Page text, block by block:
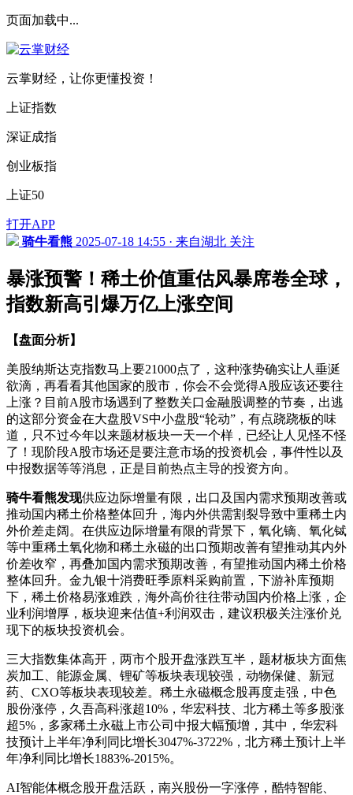
页面加载中...
云掌财经，让你更懂投资！
上证指数
深证成指
创业板指
上证50
打开APP
骑牛看熊 2025-07-18 14:55 · 来自湖北 关注
暴涨预警！稀土价值重估风暴席卷全球，
指数新高引爆万亿上涨空间
【盘面分析】
美股纳斯达克指数马上要21000点了，这种涨势确实让人垂涎
欲滴，再看看其他国家的股市，你会不会觉得A股应该还要往
上涨？目前A股市场遇到了整数关口金融股调整的节奏，出逃
的这部分资金在大盘股VS中小盘股“轮动”，有点跷跷板的味
道，只不过今年以来题材板块一天一个样，已经让人见怪不怪
了！现阶段A股市场还是要注意市场的投资机会，事件性以及
中报数据等等消息，正是目前热点主导的投资方向。
骑牛看熊发现供应边际增量有限，出口及国内需求预期改善或
推动国内稀土价格整体回升，海内外供需割裂导致中重稀土内
外价差走阔。在供应边际增量有限的背景下，氧化镝、氧化铽
等中重稀土氧化物和稀土永磁的出口预期改善有望推动其内外
价差收窄，再叠加国内需求预期改善，有望推动国内稀土价格
整体回升。金九银十消费旺季原料采购前置，下游补库预期
下，稀土价格易涨难跌，海外高价往往带动国内价格上涨，企
业利润增厚，板块迎来估值+利润双击，建议积极关注涨价兑
现下的板块投资机会。
三大指数集体高开，两市个股开盘涨跌互半，题材板块方面焦
炭加工、能源金属、锂矿等板块表现较强，动物保健、新冠
药、CXO等板块表现较差。稀土永磁概念股再度走强，中色
股份涨停，久吾高科涨超10%，华宏科技、北方稀土等多股涨
超5%，多家稀土永磁上市公司中报大幅预增，其中，华宏科
技预计上半年净利同比增长3047%-3722%，北方稀土预计上半
年净利同比增长1883%-2015%。
AI智能体概念股开盘活跃，南兴股份一字涨停，酷特智能、